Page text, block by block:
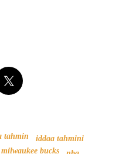
tahmin
iddaa tahmini
milwaukee bucks